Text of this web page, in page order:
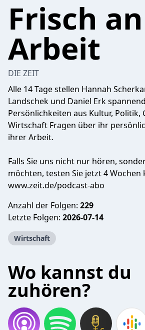
Frisch
Arbeit
DIE ZEIT
Alle 14 Tage stellen Hannah
Landschek und Daniel Erk
Persönlichkeiten aus Kultur, Politik,
Wirtschaft Fragen über ihr
ihrer Arbeit.
Falls Sie uns nicht nur hören,
möchten, testen Sie jetzt 4 Wochen
www.zeit.de/podcast-abo
Anzahl der Folgen: 229
Letzte Folgen: 2026-07-14
Wirtschaft
Wo kannst du
zuhören?